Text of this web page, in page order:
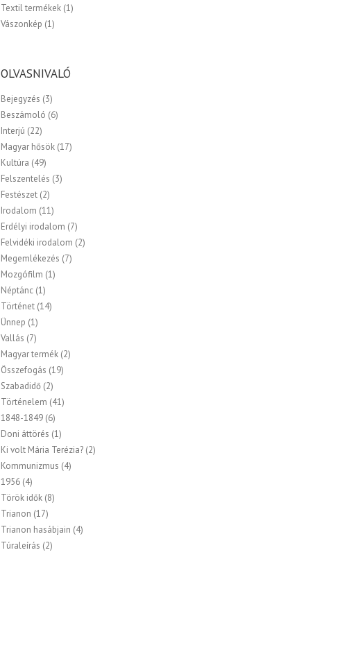
Textil termékek (1)
Vászonkép (1)
OLVASNIVALÓ
Bejegyzés (3)
Beszámoló (6)
Interjú (22)
Magyar hősök (17)
Kultúra (49)
Felszentelés (3)
Festészet (2)
Irodalom (11)
Erdélyi irodalom (7)
Felvidéki irodalom (2)
Megemlékezés (7)
Mozgófilm (1)
Néptánc (1)
Történet (14)
Ünnep (1)
Vallás (7)
Magyar termék (2)
Összefogás (19)
Szabadidő (2)
Történelem (41)
1848-1849 (6)
Doni áttörés (1)
Ki volt Mária Terézia? (2)
Kommunizmus (4)
1956 (4)
Török idők (8)
Trianon (17)
Trianon hasábjain (4)
Túraleírás (2)